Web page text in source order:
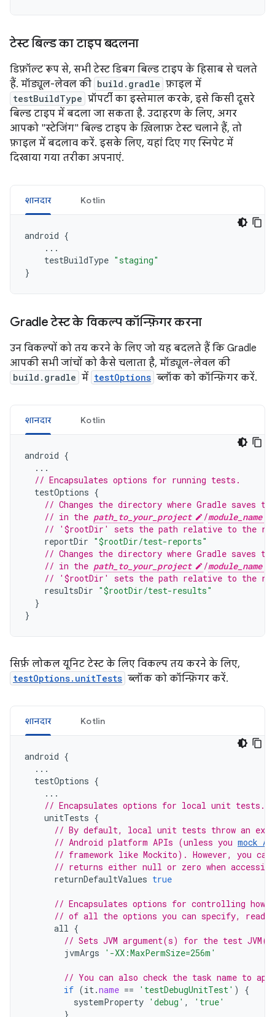
टेस्ट बिल्ड का टाइप बदलना
डिफ़ॉल्ट रूप से, सभी टेस्ट डिबग बिल्ड टाइप के हिसाब से चलते
हैं. मॉड्यूल-लेवल की build.gradle फ़ाइल में
testBuildType प्रॉपर्टी का इस्तेमाल करके, इसे किसी दूसरे
बिल्ड टाइप में बदला जा सकता है. उदाहरण के लिए, अगर
आपको "स्टेजिंग" बिल्ड टाइप के ख़िलाफ़ टेस्ट चलाने हैं, तो
फ़ाइल में बदलाव करें. इसके लिए, यहां दिए गए स्निपेट में
दिखाया गया तरीका अपनाएं.
शानदार Kotlin
android {
...
testBuildType "staging"
}
Gradle टेस्ट के विकल्प कॉन्फ़िगर करना
उन विकल्पों को तय करने के लिए जो यह बदलते हैं कि Gradle
आपकी सभी जांचों को कैसे चलाता है, मॉड्यूल-लेवल की
build.gradle में testOptions ब्लॉक को कॉन्फ़िगर करें.
शानदार Kotlin
android {
...
// Encapsulates options for running tests.
testOptions {
// Changes the directory where Gradle saves
// in the path_to_your_project /module_name
// '$rootDir' sets the path relative to the
reportDir "$rootDir/test-reports"
// Changes the directory where Gradle
// in the path_to_your_project /module_name
// '$rootDir' sets the path relative to the
resultsDir "$rootDir/test-results"
}
}
सिर्फ़ लोकल यूनिट टेस्ट के लिए विकल्प तय करने के लिए,
testOptions.unitTests ब्लॉक को कॉन्फ़िगर करें.
शानदार Kotlin
android {
...
testOptions {
...
// Encapsulates options for local unit tests.
unitTests {
// By default, local unit tests throw an
// Android platform APIs (unless you mock
// framework like Mockito). However, you
// returns either null or zero when
returnDefaultValues true
// Encapsulates options for controlling
// of all the options you can specify, read
all {
// Sets JVM argument(s) for the test
jvmArgs
'-XX:MaxPermSize=256m'
// You can also check the task name to
if (it.name == 'testDebugUnitTest' )
{
systemProperty 'debug' ,
'true'
}